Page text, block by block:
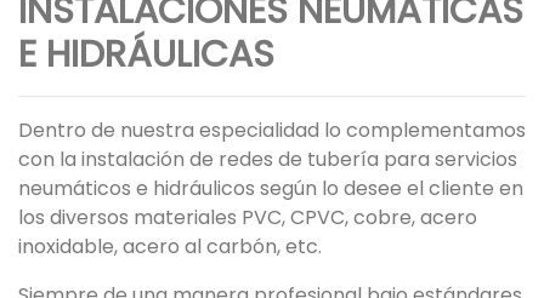
INSTALACIONES NEUMÁTICAS
E HIDRÁULICAS
Dentro de nuestra especialidad lo complementamos
con la instalación de redes de tubería para servicios
neumáticos e hidráulicos según lo desee el cliente en
los diversos materiales PVC, CPVC, cobre, acero
inoxidable, acero al carbón, etc.